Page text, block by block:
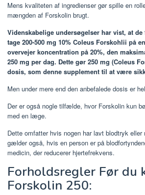
Mens kvaliteten af ​​ingredienser gør spille en
mængden af ​​Forskolin brugt.
Videnskabelige undersøgelser har vist, at de
tage 200-500 mg 10% Coleus Forskohlii på
overvejer koncentration på 20%, den
250 mg per dag. Dette gør 250 mg (Coleus
dosis, som denne supplement til at være
Men under mere end den anbefalede dosis er
Der er også nogle tilfælde, hvor Forskolin kun
med en læge.
Dette omfatter hvis nogen har lavt blodtryk
gælder også, hvis en person er på
medicin, der reducerer hjertefrekvens.
Forholdsregler Før du
Forskolin 250: